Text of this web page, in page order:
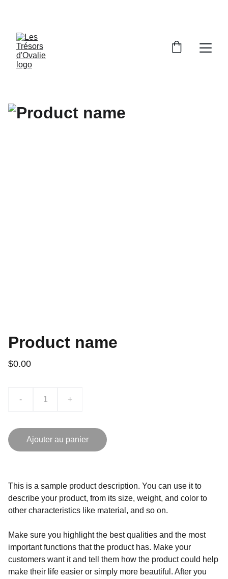
Product name
$0.00
- +
Ajouter au panier
This is a sample product description. You can use it to
describe your product, from its size, weight, and color to
other characteristics like material, and so on.
Make sure you highlight the best qualities and the most
important functions that the product has. Make your
customers want it and tell them how the product could help
make their life easier or simply more beautiful. After you